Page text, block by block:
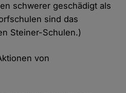
schwerer geschädigt als
sind das
Steiner-Schulen.)
von